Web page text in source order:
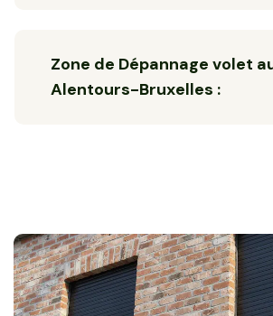
Zone de Dépannage volet
Alentours-Bruxelles :